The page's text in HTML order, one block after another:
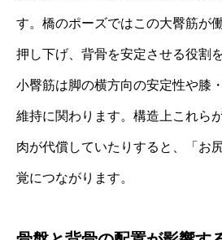
す。橋のポーズではこの大臀筋が
押し下げ、背骨を安定させる役割
小臀筋は脚の横方向の安定性や膝
維持に関わります。構造上これら
肉が代償していたりすると、「お
覚につながります。